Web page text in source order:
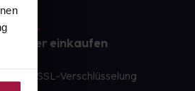
Sicher einkaufen
SSL-Verschlüsselung